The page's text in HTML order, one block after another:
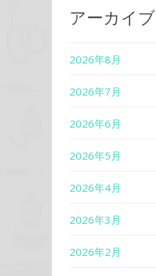
アーカイブ
2026年8月
2026年7月
2026年6月
2026年5月
2026年4月
2026年3月
2026年2月